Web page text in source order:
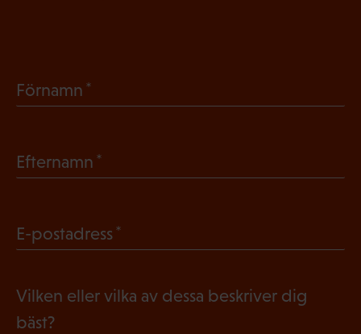
Förnamn
a
o
Efternamn
l
g
E-postadress
Vilken eller vilka av dessa beskriver dig
bäst?